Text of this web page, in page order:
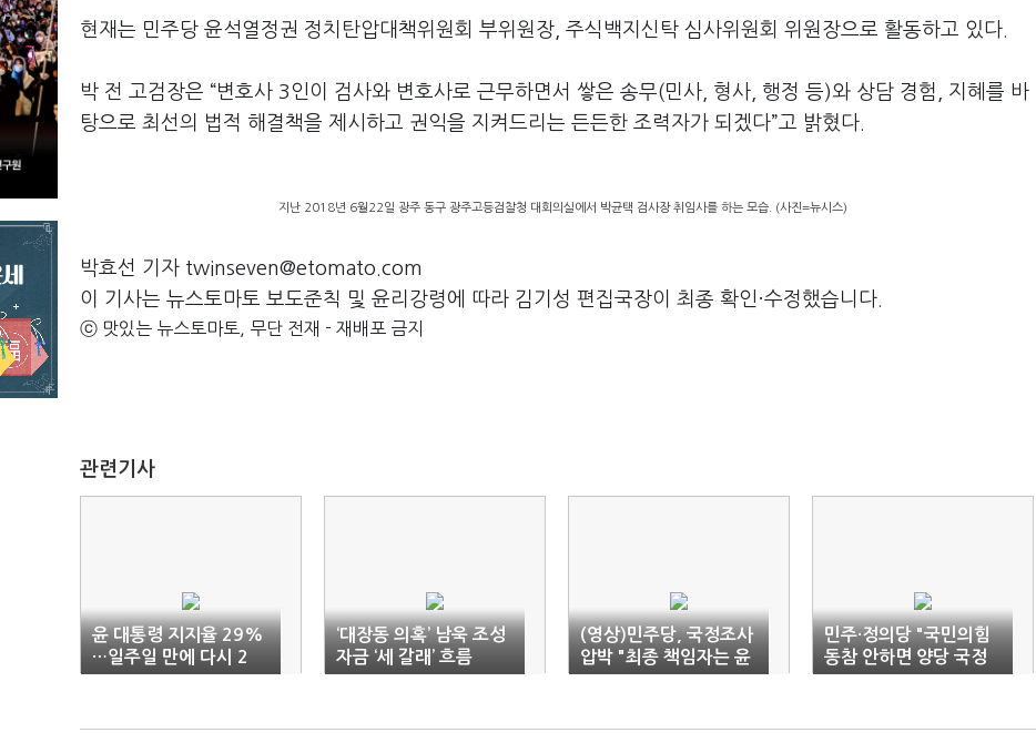
현재는 민주당 윤석열정권 정치탄압대책위원회 부위원장, 주식백지신탁 심사위원회 위원장으로 활동하고 있다.
박 전 고검장은 “변호사 3인이 검사와 변호사로 근무하면서 쌓은 송무(민사, 형사, 행정 등)와 상담 경험, 지혜를 바
탕으로 최선의 법적 해결책을 제시하고 권익을 지켜드리는 든든한 조력자가 되겠다”고 밝혔다.
지난 2018년 6월22일 광주 동구 광주고등검찰청 대회의실에서 박균택 검사장 취임사를 하는 모습. (사진=뉴시스)
박효선 기자 twinseven@etomato.com
이 기사는 뉴스토마토 보도준칙 및 윤리강령에 따라 김기성 편집국장이 최종 확인·수정했습니다.
ⓒ 맛있는 뉴스토마토, 무단 전재 - 재배포 금지
관련기사
윤 대통령 지지율 29%
…일주일 만에 다시 2
0%대
‘대장동 의혹’ 남욱 조성
자금 ‘세 갈래’ 흐름
(영상)민주당, 국정조사
압박 "최종 책임자는 윤
대통령"
민주·정의당 "국민의힘
동참 안하면 양당 국정
조사 추진"